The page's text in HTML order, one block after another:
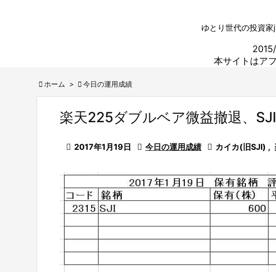
ゆとり世代の投資
本サイトはア
 ホーム >  今日の運用成績
楽天225ダブルベア微益撤退、
 2017年1月19日  今日の運用成績  カイカ(旧SJI) ,